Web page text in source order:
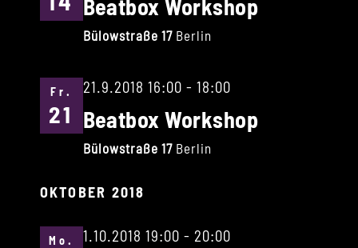
Beatbox Workshop
Bülowstraße 17 Berlin
Fr.
21
21.9.2018 16:00 - 18:00
Beatbox Workshop
Bülowstraße 17 Berlin
OKTOBER 2018
Mo. 1.10.2018 19:00 - 20:00